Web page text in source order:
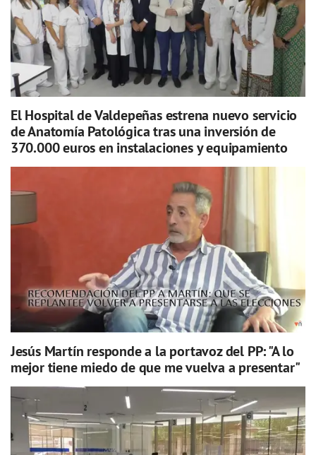
El Hospital de Valdepeñas estrena nuevo servicio
de Anatomía Patológica tras una inversión de
370.000 euros en instalaciones y equipamiento
Jesús Martín responde a la portavoz del PP: "A lo
mejor tiene miedo de que me vuelva a presentar"